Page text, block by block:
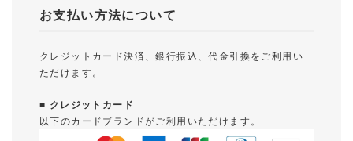
お支払い方法について
クレジットカード決済、銀行振込、代金引換をご利用い
ただけます。
■ クレジットカード
以下のカードブランドがご利用いただけます。